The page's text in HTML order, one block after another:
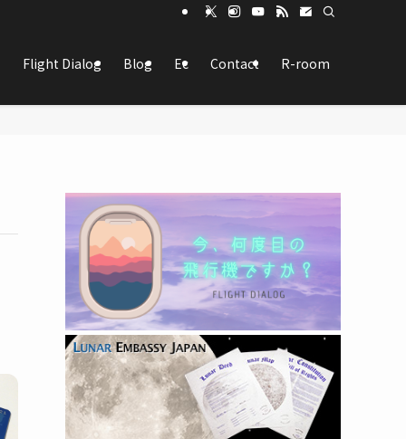
Flight Dialog Blog Ec Contact R-room